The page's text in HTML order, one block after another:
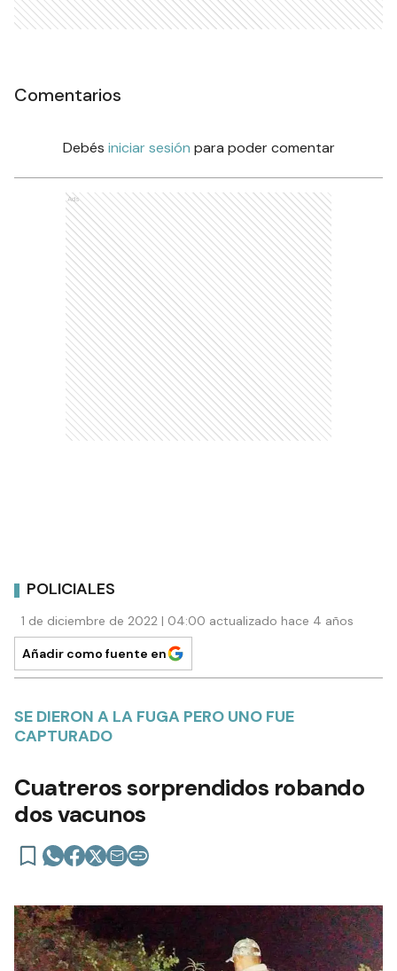
Comentarios
Debés iniciar sesión para poder comentar
Ads
POLICIALES
1 de diciembre de 2022 | 04:00 actualizado hace 4 años
Añadir como fuente en
SE DIERON A LA FUGA PERO UNO FUE
CAPTURADO
Cuatreros sorprendidos robando
dos vacunos